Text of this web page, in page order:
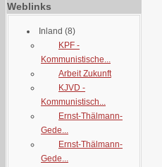
Weblinks
Inland (8)
KPF -
Kommunistische...
Arbeit Zukunft
KJVD -
Kommunistisch...
Ernst-Thälmann-
Gede...
Ernst-Thälmann-
Gede...